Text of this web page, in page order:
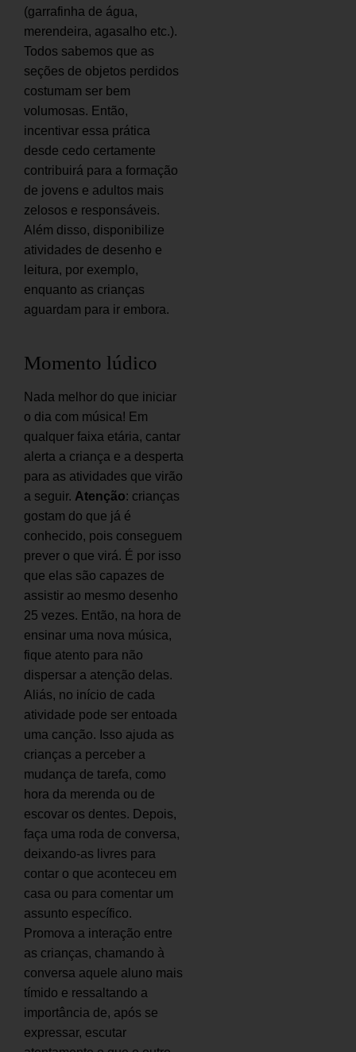
(garrafinha de água,
merendeira, agasalho etc.).
Todos sabemos que as
seções de objetos perdidos
costumam ser bem
volumosas. Então,
incentivar essa prática
desde cedo certamente
contribuirá para a formação
de jovens e adultos mais
zelosos e responsáveis.
Além disso, disponibilize
atividades de desenho e
leitura, por exemplo,
enquanto as crianças
aguardam para ir embora.
Momento lúdico
Nada melhor do que iniciar
o dia com música! Em
qualquer faixa etária, cantar
alerta a criança e a desperta
para as atividades que virão
a seguir. Atenção: crianças
gostam do que já é
conhecido, pois conseguem
prever o que virá. É por isso
que elas são capazes de
assistir ao mesmo desenho
25 vezes. Então, na hora de
ensinar uma nova música,
fique atento para não
dispersar a atenção delas.
Aliás, no início de cada
atividade pode ser entoada
uma canção. Isso ajuda as
crianças a perceber a
mudança de tarefa, como
hora da merenda ou de
escovar os dentes. Depois,
faça uma roda de conversa,
deixando-as livres para
contar o que aconteceu em
casa ou para comentar um
assunto específico.
Promova a interação entre
as crianças, chamando à
conversa aquele aluno mais
tímido e ressaltando a
importância de, após se
expressar, escutar